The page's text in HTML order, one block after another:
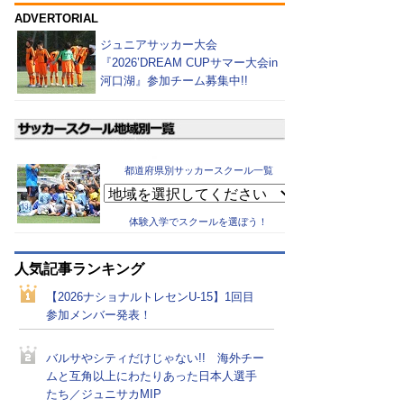
ADVERTORIAL
ジュニアサッカー大会
『2026’DREAM CUPサマー大会in
河口湖』参加チーム募集中!!
都道府県別サッカースクール一覧
体験入学でスクールを選ぼう！
人気記事ランキング
【2026ナショナルトレセンU-15】1回目
参加メンバー発表！
バルサやシティだけじゃない!! 海外チー
ムと互角以上にわたりあった日本人選手
たち／ジュニサカMIP